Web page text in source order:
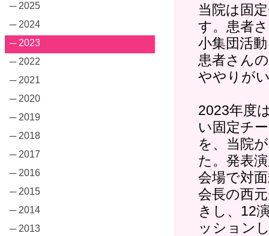
当院は固
す。患者
小集団活
患者さん
ややりが
2023年度
い固定チ
を、当院
た。発表
会場で対
会長の西
きし、12
ッション
─ 2025
─ 2024
─ 2023
─ 2022
─ 2021
─ 2020
─ 2019
─ 2018
─ 2017
─ 2016
─ 2015
─ 2014
─ 2013